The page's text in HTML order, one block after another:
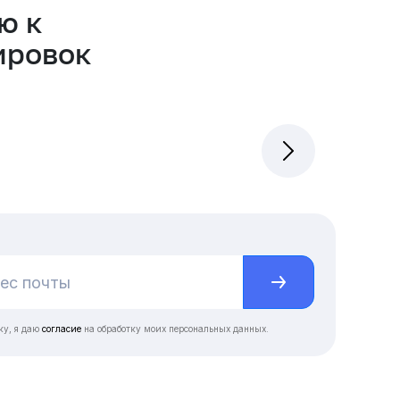
к
я даю согласие на обработку моих персональных данных.